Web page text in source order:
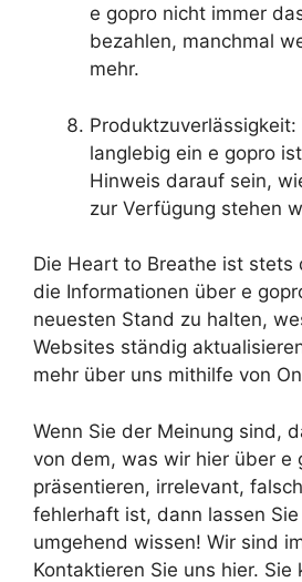
e gopro nicht immer
bezahlen, manchmal
mehr.
langlebig ein e gopro
Hinweis darauf sein,
zur Verfügung stehen
Die Heart to Breathe ist stets
die Informationen über e
neuesten Stand zu halten,
Websites ständig
mehr über uns mithilfe von
Wenn Sie der Meinung sind,
von dem, was wir hier über e
präsentieren, irrelevant,
fehlerhaft ist, dann lassen
umgehend wissen! Wir sind
Kontaktieren Sie uns hier. Sie